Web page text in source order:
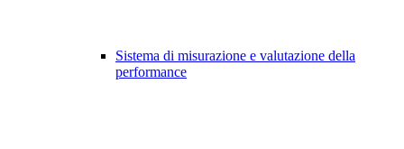
Sistema di misurazione e valutazione della
performance